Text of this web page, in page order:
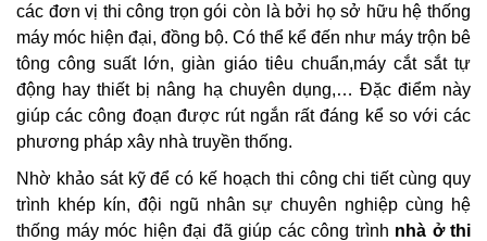
các đơn vị thi công trọn gói còn là bởi họ sở hữu hệ thống
máy móc hiện đại, đồng bộ. Có thể kể đến như máy trộn bê
tông công suất lớn, giàn giáo tiêu chuẩn,máy cắt sắt tự
động hay thiết bị nâng hạ chuyên dụng,… Đặc điểm này
giúp các công đoạn được rút ngắn rất đáng kể so với các
phương pháp xây nhà truyền thống.
Nhờ khảo sát kỹ để có kế hoạch thi công chi tiết cùng quy
trình khép kín, đội ngũ nhân sự chuyên nghiệp cùng hệ
thống máy móc hiện đại đã giúp các công trình nhà ở thi